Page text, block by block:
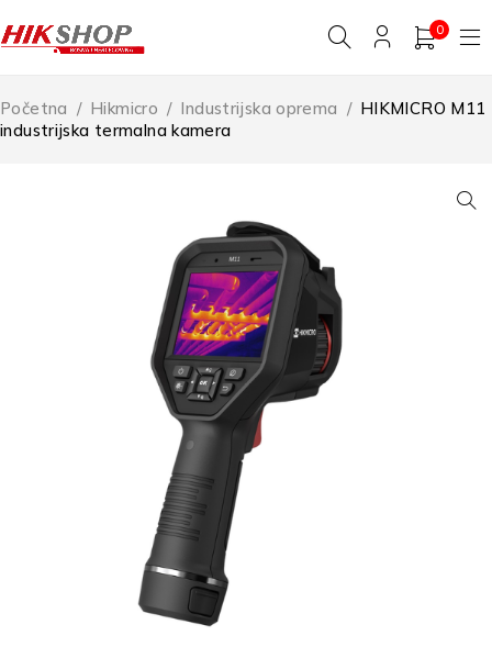
0
Početna / Hikmicro / Industrijska oprema / HIKMICRO M11
industrijska termalna kamera